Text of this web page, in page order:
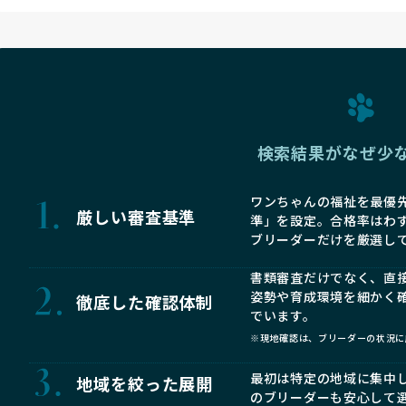
検索結果がなぜ少
厳しい審査基準
ワンちゃんの福祉を最優
準」を設定。合格率はわ
ブリーダーだけを厳選し
徹底した確認体制
書類審査だけでなく、直
姿勢や育成環境を細かく
でいます。
※現地確認は、ブリーダーの状況
地域を絞った展開
最初は特定の地域に集中
のブリーダーも安心して